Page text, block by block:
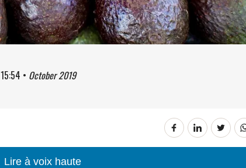
15:54 • October 2019
Lire à voix haute